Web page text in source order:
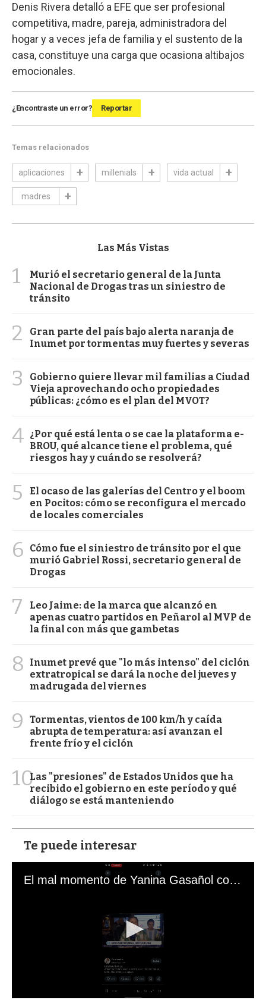
Denis Rivera detalló a EFE que ser profesional
competitiva, madre, pareja, administradora del
hogar y a veces jefa de familia y el sustento de la
casa, constituye una carga que ocasiona altibajos
emocionales.
¿Encontraste un error? Reportar
Temas relacionados
aplicaciones millenials vida actual
madres
Las Más Vistas
1
Murió el secretario general de la Junta
Nacional de Drogas tras un siniestro de
tránsito
2
Gran parte del país bajo alerta naranja de
Inumet por tormentas muy fuertes y severas
3
Gobierno quiere llevar mil familias a Ciudad
Vieja aprovechando ocho propiedades
públicas: ¿cómo es el plan del MVOT?
4 ¿Por qué está lenta o se cae la plataforma e-
BROU, qué alcance tiene el problema, qué
riesgos hay y cuándo se resolverá?
5
El ocaso de las galerías del Centro y el boom
en Pocitos: cómo se reconfigura el mercado
de locales comerciales
6
Cómo fue el siniestro de tránsito por el que
murió Gabriel Rossi, secretario general de
Drogas
7
Leo Jaime: de la marca que alcanzó en
apenas cuatro partidos en Peñarol al MVP de
la final con más que gambetas
8
Inumet prevé que "lo más intenso" del ciclón
extratropical se dará la noche del jueves y
madrugada del viernes
9
Tormentas, vientos de 100 km/h y caída
abrupta de temperatura: así avanzan el
frente frío y el ciclón
10Las "presiones" de Estados Unidos que ha
recibido el gobierno en este período y qué
diálogo se está manteniendo
Te puede interesar
El mal momento de Yanina Gasañol con un hincha argentino en "Subrayado"